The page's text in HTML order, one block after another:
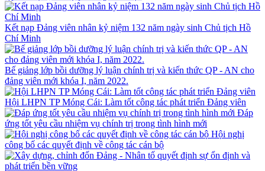
Kết nạp Đảng viên nhân kỷ niệm 132 năm ngày sinh Chủ tịch Hồ
Chí Minh
Bế giảng lớp bồi dưỡng lý luận chính trị và kiến thức QP - AN cho
đảng viên mới khóa I, năm 2022.
Hội LHPN TP Móng Cái: Làm tốt công tác phát triển Đảng viên
Đáp
ứng tốt yêu cầu nhiệm vụ chính trị trong tình hình mới
Hội nghị
công bố các quyết định về công tác cán bộ